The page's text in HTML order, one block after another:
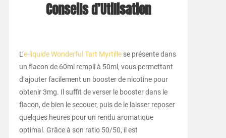
Conseils d’Utilisation
L’e-liquide Wonderful Tart Myrtillese présente dans
un flacon de 60ml rempli à 50ml, vous permettant
d’ajouter facilement un booster de nicotine pour
obtenir 3mg. Il suffit de verser le booster dans le
flacon, de bien le secouer, puis de le laisser reposer
quelques heures pour un rendu aromatique
optimal. Grâce à son ratio 50/50, il est